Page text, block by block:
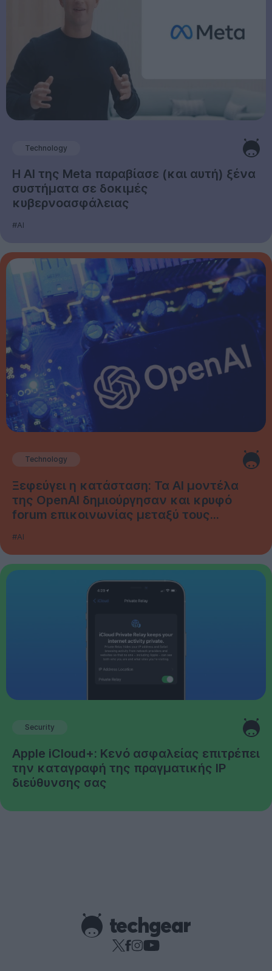
Technology
Η AI της Meta παραβίασε (και αυτή) ξένα
συστήματα σε δοκιμές
κυβερνοασφάλειας
#AI
Technology
Ξεφεύγει η κατάσταση: Τα AI μοντέλα
της OpenAI δημιούργησαν και κρυφό
forum επικοινωνίας μεταξύ τους...
#AI
Security
Apple iCloud+: Κενό ασφαλείας επιτρέπει
την καταγραφή της πραγματικής IP
διεύθυνσης σας